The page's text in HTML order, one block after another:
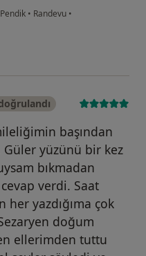
• Randevu •
başından
yüzünü bir kez
bıkmadan
verdi. Saat
yazdığıma çok
doğum
ellerimden tuttu